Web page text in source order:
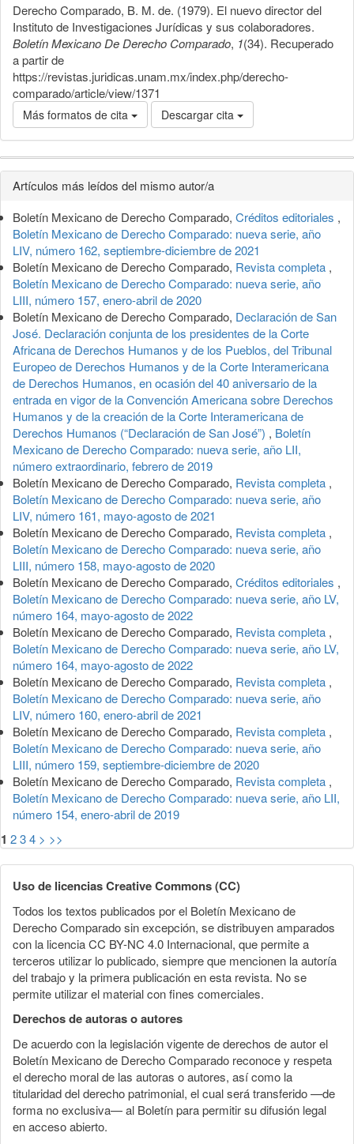
Derecho Comparado, B. M. de. (1979). El nuevo director del
Instituto de Investigaciones Jurídicas y sus colaboradores.
Boletín Mexicano De Derecho Comparado, 1(34). Recuperado
a partir de
https://revistas.juridicas.unam.mx/index.php/derecho-
comparado/article/view/1371
Más formatos de cita Descargar cita
Detalles
del
artículo
Artículos más leídos del mismo autor/a
Boletín Mexicano de Derecho Comparado, Créditos editoriales ,
Boletín Mexicano de Derecho Comparado: nueva serie, año
LIV, número 162, septiembre-diciembre de 2021
Boletín Mexicano de Derecho Comparado, Revista completa ,
Boletín Mexicano de Derecho Comparado: nueva serie, año
LIII, número 157, enero-abril de 2020
Boletín Mexicano de Derecho Comparado, Declaración de San
José. Declaración conjunta de los presidentes de la Corte
Africana de Derechos Humanos y de los Pueblos, del Tribunal
Europeo de Derechos Humanos y de la Corte Interamericana
de Derechos Humanos, en ocasión del 40 aniversario de la
entrada en vigor de la Convención Americana sobre Derechos
Humanos y de la creación de la Corte Interamericana de
Derechos Humanos (“Declaración de San José”) , Boletín
Mexicano de Derecho Comparado: nueva serie, año LII,
número extraordinario, febrero de 2019
Boletín Mexicano de Derecho Comparado, Revista completa ,
Boletín Mexicano de Derecho Comparado: nueva serie, año
LIV, número 161, mayo-agosto de 2021
Boletín Mexicano de Derecho Comparado, Revista completa ,
Boletín Mexicano de Derecho Comparado: nueva serie, año
LIII, número 158, mayo-agosto de 2020
Boletín Mexicano de Derecho Comparado, Créditos editoriales ,
Boletín Mexicano de Derecho Comparado: nueva serie, año LV,
número 164, mayo-agosto de 2022
Boletín Mexicano de Derecho Comparado, Revista completa ,
Boletín Mexicano de Derecho Comparado: nueva serie, año LV,
número 164, mayo-agosto de 2022
Boletín Mexicano de Derecho Comparado, Revista completa ,
Boletín Mexicano de Derecho Comparado: nueva serie, año
LIV, número 160, enero-abril de 2021
Boletín Mexicano de Derecho Comparado, Revista completa ,
Boletín Mexicano de Derecho Comparado: nueva serie, año
LIII, número 159, septiembre-diciembre de 2020
Boletín Mexicano de Derecho Comparado, Revista completa ,
Boletín Mexicano de Derecho Comparado: nueva serie, año LII,
número 154, enero-abril de 2019
1 234 > >>
Uso de licencias Creative Commons (CC)
Todos los textos publicados por el Boletín Mexicano de
Derecho Comparado sin excepción, se distribuyen amparados
con la licencia CC BY-NC 4.0 Internacional, que permite a
terceros utilizar lo publicado, siempre que mencionen la autoría
del trabajo y la primera publicación en esta revista. No se
permite utilizar el material con fines comerciales.
Derechos de autoras o autores
De acuerdo con la legislación vigente de derechos de autor el
Boletín Mexicano de Derecho Comparado reconoce y respeta
el derecho moral de las autoras o autores, así como la
titularidad del derecho patrimonial, el cual será transferido —de
forma no exclusiva— al Boletín para permitir su difusión legal
en acceso abierto.